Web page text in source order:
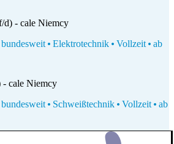
d) - cale Niemcy
bundesweit Elektrotechnik Vollzeit
ab
- cale Niemcy
bundesweit Schweißtechnik Vollzeit
ab